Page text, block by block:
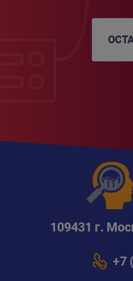
109431 г.
+7